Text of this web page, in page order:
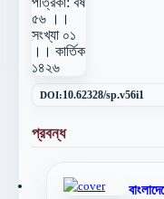
DOI:10.62328/sp.v56i1
প্রবন্ধ